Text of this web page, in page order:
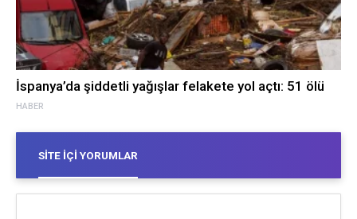
HABER
İspanya’da şiddetli yağışlar felakete yol açtı: 51 ölü
SITE İÇI YORUMLAR